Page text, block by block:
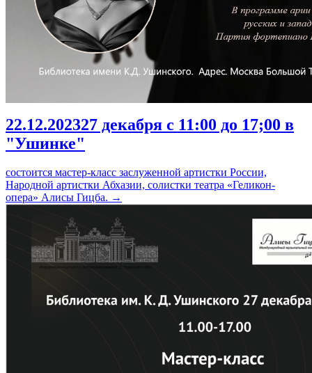
22.12.202327 декабря с 11:00 до 17;00 в
"Ушинке"
состоится мастер-класс заслуженной артистки России,
Народной артистки Абхазии, солистки театра «Геликон-
опера» Алисы Гицба. →